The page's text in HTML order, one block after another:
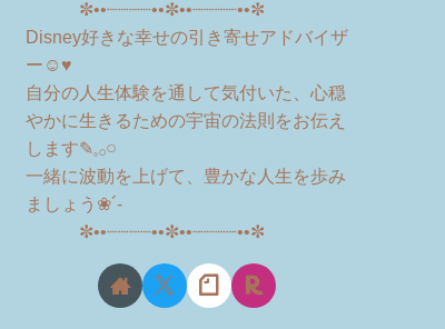
✼••┈┈┈┈••✼••┈┈┈┈••✼
Disney好きな幸せの引き寄せアドバイザ
ー☺︎♥
自分の人生体験を通して気付いた、心穏
やかに生きるための宇宙の法則をお伝え
します✎𓈒𓂂𓏸
一緒に波動を上げて、豊かな人生を歩み
ましょう❀´-
✼••┈┈┈┈••✼••┈┈┈┈••✼